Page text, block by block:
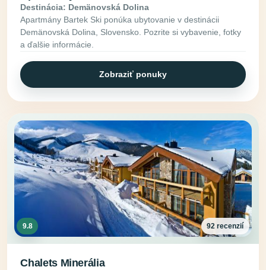
Destinácia: Demänovská Dolina
Apartmány Bartek Ski ponúka ubytovanie v destinácii
Demänovská Dolina, Slovensko. Pozrite si vybavenie, fotky
a ďalšie informácie.
Zobraziť ponuky
9.8 92 recenzií
Chalets Minerália